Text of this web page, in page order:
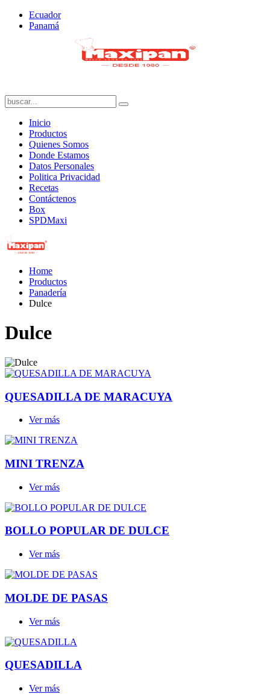
Ecuador
Panamá
Inicio
Productos
Quienes Somos
Donde Estamos
Datos Personales
Politica Privacidad
Recetas
Contáctenos
Box
SPDMaxi
Home
Productos
Panadería
Dulce
Dulce
QUESADILLA DE MARACUYA
Ver más
MINI TRENZA
Ver más
BOLLO POPULAR DE DULCE
Ver más
MOLDE DE PASAS
Ver más
QUESADILLA
Ver más